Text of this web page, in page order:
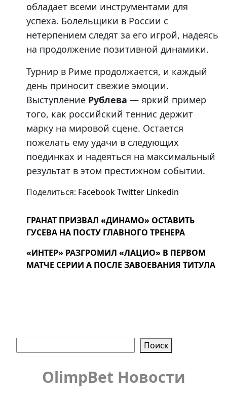
обладает всеми инструментами для
успеха. Болельщики в России с
нетерпением следят за его игрой, надеясь
на продолжение позитивной динамики.
Турнир в Риме продолжается, и каждый
день приносит свежие эмоции.
Выступление Рублева — яркий пример
того, как российский теннис держит
марку на мировой сцене. Остается
пожелать ему удачи в следующих
поединках и надеяться на максимальный
результат в этом престижном событии.
Поделиться: FacebookTwitter Linkedin
ГРАНАТ ПРИЗВАЛ «ДИНАМО» ОСТАВИТЬ
ГУСЕВА НА ПОСТУ ГЛАВНОГО ТРЕНЕРА
«ИНТЕР» РАЗГРОМИЛ «ЛАЦИО» В ПЕРВОМ
МАТЧЕ СЕРИИ А ПОСЛЕ ЗАВОЕВАНИЯ ТИТУЛА
Поиск
OlimpBet Новости